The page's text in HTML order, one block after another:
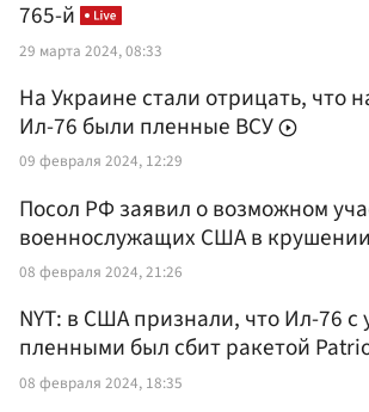
765-й
29 марта 2024, 08:33
На Украине стали отрицать, что
Ил-76 были пленные ВСУ
09 февраля 2024, 12:29
Посол РФ заявил о возможном
военнослужащих США в
08 февраля 2024, 21:26
NYT: в США признали, что Ил-76
пленными был сбит ракетой
08 февраля 2024, 18:35